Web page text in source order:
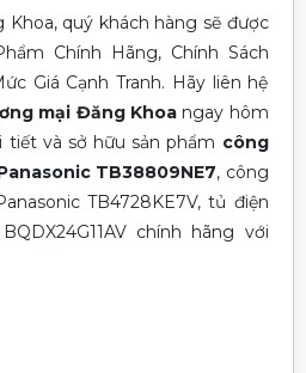
quý khách hàng sẽ được
Chính Hãng, Chính Sách
Giá Cạnh Tranh. Hãy liên hệ
mại Đăng Khoangay hôm
tiết và sở hữu sản phẩm công
TB38809NE7, công
TB4728KE7V, tủ điện
chính hãng với